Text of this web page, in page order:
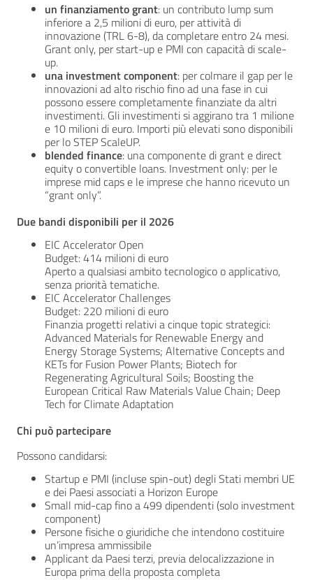
un finanziamento grant: un contributo lump sum
inferiore a 2,5 milioni di euro, per attività di
innovazione (TRL 6-8), da completare entro 24 mesi.
Grant only, per start-up e PMI con capacità di scale-
up.
una investment component: per colmare il gap per le
innovazioni ad alto rischio fino ad una fase in cui
possono essere completamente finanziate da altri
investimenti. Gli investimenti si aggirano tra 1 milione
e 10 milioni di euro. Importi più elevati sono disponibili
per lo STEP ScaleUP.
blended finance: una componente di grant e direct
equity o convertible loans. Investment only: per le
imprese mid caps e le imprese che hanno ricevuto un
“grant only”.
Due bandi disponibili per il 2026
EIC Accelerator Open
Budget: 414 milioni di euro
Aperto a qualsiasi ambito tecnologico o applicativo,
senza priorità tematiche.
EIC Accelerator Challenges
Budget: 220 milioni di euro
Finanzia progetti relativi a cinque topic strategici:
Advanced Materials for Renewable Energy and
Energy Storage Systems; Alternative Concepts and
KETs for Fusion Power Plants; Biotech for
Regenerating Agricultural Soils; Boosting the
European Critical Raw Materials Value Chain; Deep
Tech for Climate Adaptation
Chi può partecipare
Possono candidarsi:
Startup e PMI (incluse spin-out) degli Stati membri UE
e dei Paesi associati a Horizon Europe
Small mid-cap fino a 499 dipendenti (solo investment
component)
Persone fisiche o giuridiche che intendono costituire
un’impresa ammissibile
Applicant da Paesi terzi, previa delocalizzazione in
Europa prima della proposta completa